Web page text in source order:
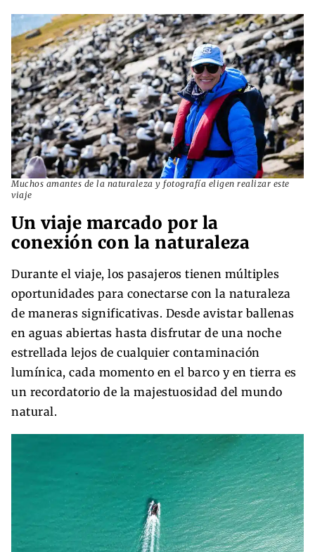
Muchos amantes de la naturaleza y fotografía eligen realizar este
viaje
Un viaje marcado por la
conexión con la naturaleza
Durante el viaje, los pasajeros tienen múltiples
oportunidades para conectarse con la naturaleza
de maneras significativas. Desde avistar ballenas
en aguas abiertas hasta disfrutar de una noche
estrellada lejos de cualquier contaminación
lumínica, cada momento en el barco y en tierra es
un recordatorio de la majestuosidad del mundo
natural.